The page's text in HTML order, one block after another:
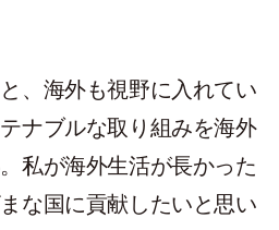
、海外も視野に入れてい
ナブルな取り組みを海外
私が海外生活が長かった
な国に貢献したいと思い